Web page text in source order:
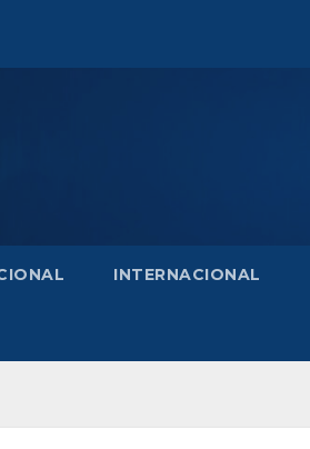
INTERNACIONAL